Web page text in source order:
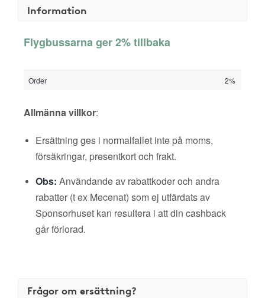
Information
Flygbussarna ger 2% tillbaka
Order 2%
Allmänna villkor:
Ersättning ges i normalfallet inte på moms,
försäkringar, presentkort och frakt.
Obs: Användande av rabattkoder och andra
rabatter (t ex Mecenat) som ej utfärdats av
Sponsorhuset kan resultera i att din cashback
går förlorad.
Frågor om ersättning?